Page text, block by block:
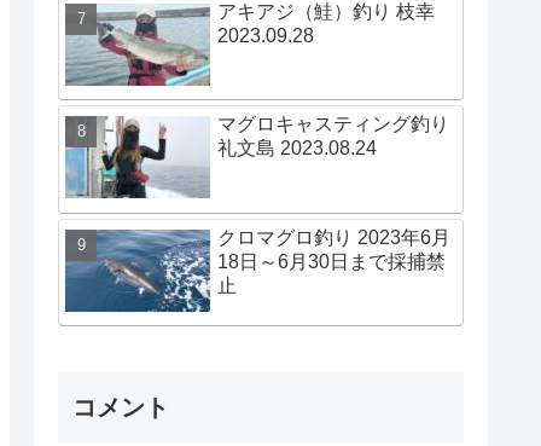
アキアジ（鮭）釣り 枝幸
2023.09.28
マグロキャスティング釣り
礼文島 2023.08.24
クロマグロ釣り 2023年6月
18日～6月30日まで採捕禁
止
コメント